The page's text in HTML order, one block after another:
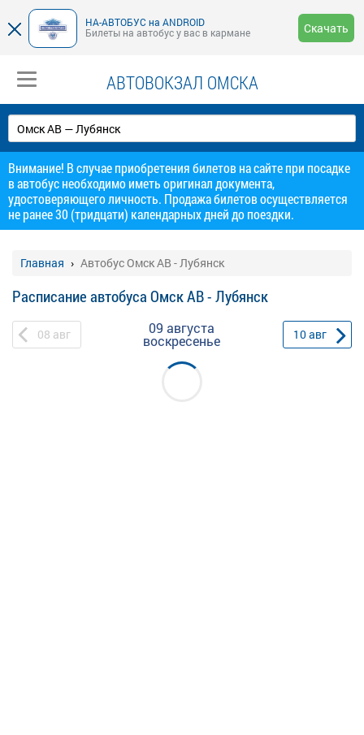
НА-АВТОБУС на ANDROID
Билеты на автобус у вас в кармане
Скачать
АВТОВОКЗАЛ ОМСКА
Внимание! В случае приобретения билетов на сайте при посадке
в автобус необходимо иметь оригинал документа,
удостоверяющего личность. Продажа билетов осуществляется
не ранее 30 (тридцати) календарных дней до поездки.
Главная Автобус Омск АВ - Лубянск
Расписание автобуса Омск АВ - Лубянск
08 авг 09 августа
воскресенье 10авг